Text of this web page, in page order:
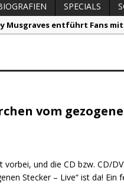
SPECIALS
Musgraves entführt Fans
& The Hollywood
für Euer Vertrauen:
vom
vorbei, und die CD bzw. CD/
Stecker – Live“ ist da! Ein